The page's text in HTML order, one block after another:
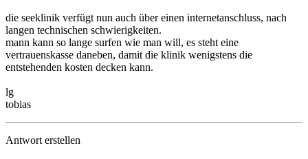
die seeklinik verfügt nun auch über einen internetanschluss, nach
langen technischen schwierigkeiten.
mann kann so lange surfen wie man will, es steht eine
vertrauenskasse daneben, damit die klinik wenigstens die
entstehenden kosten decken kann.
lg
tobias
Antwort erstellen